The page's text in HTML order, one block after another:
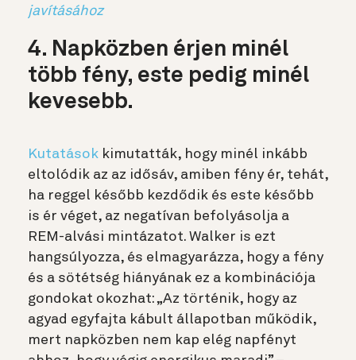
javításához
4. Napközben érjen minél
több fény, este pedig minél
kevesebb.
Kutatások kimutatták, hogy minél inkább
eltolódik az az idősáv, amiben fény ér, tehát,
ha reggel később kezdődik és este később
is ér véget, az negatívan befolyásolja a
REM-alvási mintázatot. Walker is ezt
hangsúlyozza, és elmagyarázza, hogy a fény
és a sötétség hiányának ez a kombinációja
gondokat okozhat: „Az történik, hogy az
agyad egyfajta kábult állapotban működik,
mert napközben nem kap elég napfényt